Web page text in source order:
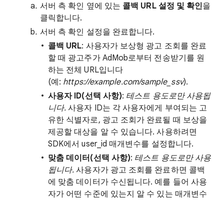
서버 측 확인 옆에 있는 콜백 URL 설정 및 확인을
클릭합니다.
서버 측 확인 설정을 완료합니다.
콜백 URL: 사용자가 보상형 광고 조회를 완료
할 때 광고주가 AdMob로부터 전송받기를 원
하는 전체 URL입니다
(예: https://example.com/sample_ssv).
사용자 ID(선택 사항): 테스트 용도로만 사용됩
니다.사용자 ID는 각 사용자에게 부여되는 고
유한 식별자로, 광고 조회가 완료될 때 보상을
제공할 대상을 알 수 있습니다. 사용하려면
SDK에서 user_id 매개변수를 설정합니다.
맞춤 데이터(선택 사항): 테스트 용도로만 사용
됩니다. 사용자가 광고 조회를 완료하면 콜백
에 맞춤 데이터가 수신됩니다. 예를 들어 사용
자가 어떤 수준에 있는지 알 수 있는 매개변수